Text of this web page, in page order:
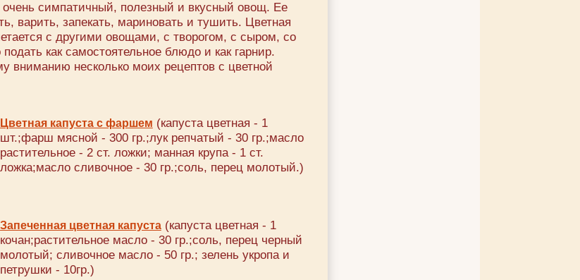
очень симпатичный, полезный и вкусный овощ. Ее
варить, запекать, мариновать и тушить. Цветная
с другими овощами, с творогом, с сыром, со
как самостоятельное блюдо и как гарнир.
вниманию несколько моих рецептов с цветной
Цветная капуста с фаршем (капуста цветная - 1
шт.;фарш мясной - 300 гр.;лук репчатый - 30 гр.;масло
растительное - 2 ст. ложки; манная крупа - 1 ст.
ложка;масло сливочное - 30 гр.;соль, перец молотый.)
Запеченная цветная капуста(капуста цветная - 1
кочан;растительное масло - 30 гр.;соль, перец черный
молотый; сливочное масло - 50 гр.; зелень укропа и
петрушки - 10гр.)